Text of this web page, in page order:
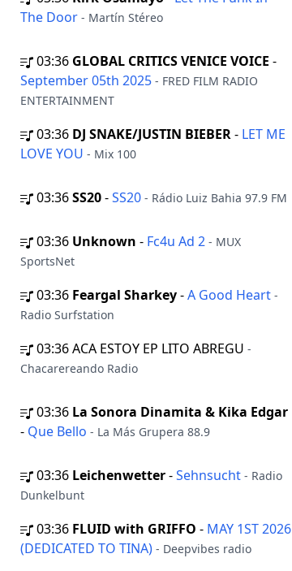
The Door - Martín Stéreo
03:36 GLOBAL CRITICS VENICE VOICE -
September 05th 2025 - FRED FILM RADIO
ENTERTAINMENT
03:36 DJ SNAKE/JUSTIN BIEBER- LET ME
LOVE YOU - Mix 100
03:36SS20-SS20 - Rádio Luiz Bahia 97.9 FM
03:36 Unknown - Fc4u Ad 2 - MUX
SportsNet
03:36 Feargal Sharkey-A Good Heart -
Radio Surfstation
03:36ACA ESTOY EP LITO ABREGU -
Chacarereando Radio
03:36 La Sonora Dinamita & Kika Edgar
- Que Bello - La Más Grupera 88.9
03:36 Leichenwetter-Sehnsucht - Radio
Dunkelbunt
03:36 FLUID with GRIFFO - MAY 1ST 2026
(DEDICATED TO TINA) - Deepvibes radio